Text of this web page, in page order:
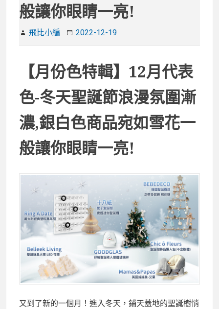
般讓你眼睛一亮!
飛比小編 2022-12-19
【月份色特輯】12月代表
色-冬天聖誕節浪漫氛圍漸
濃,銀白色商品宛如雪花一
般讓你眼睛一亮!
又到了新的一個月！進入冬天，鋪天蓋地的聖誕樹悄